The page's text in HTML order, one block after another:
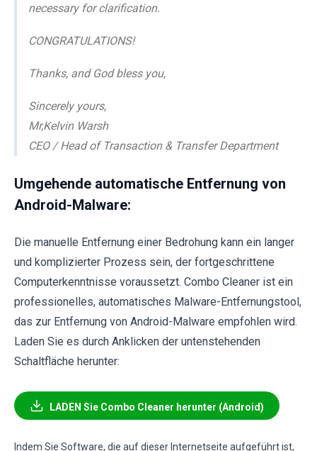
necessary for clarification.
CONGRATULATIONS!
Thanks, and God bless you,
Sincerely yours,
Mr,Kelvin Warsh
CEO / Head of Transaction & Transfer Department
Umgehende automatische Entfernung von
Android-Malware:
Die manuelle Entfernung einer Bedrohung kann ein langer
und komplizierter Prozess sein, der fortgeschrittene
Computerkenntnisse voraussetzt. Combo Cleaner ist ein
professionelles, automatisches Malware-Entfernungstool,
das zur Entfernung von Android-Malware empfohlen wird.
Laden Sie es durch Anklicken der untenstehenden
Schaltfläche herunter:
LADEN Sie Combo Cleaner herunter (Android)
Indem Sie Software, die auf dieser Internetseite aufgeführt ist,